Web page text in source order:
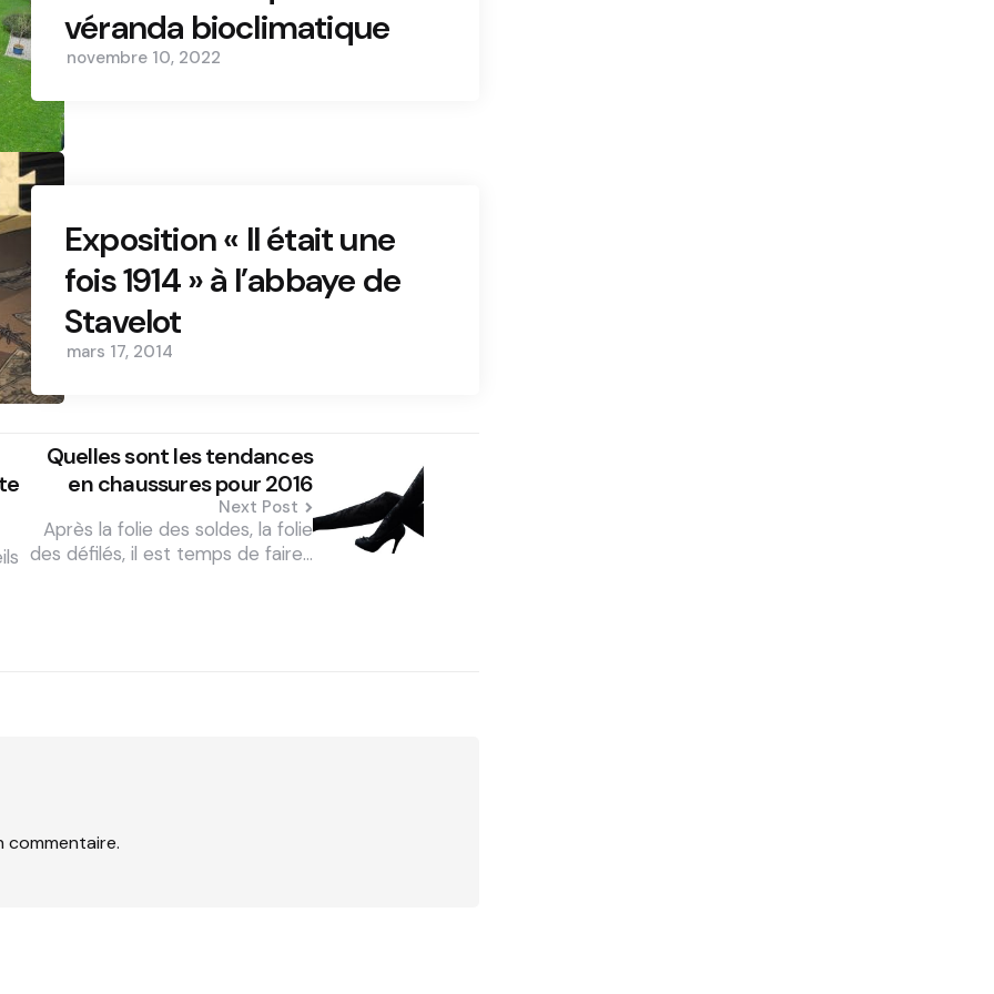
véranda bioclimatique
novembre 10, 2022
Exposition « Il était une
fois 1914 » à l’abbaye de
Stavelot
mars 17, 2014
Quelles sont les tendances
en chaussures pour 2016
Next Post
Après la folie des soldes, la folie
des défilés, il est temps de faire…
commentaire.